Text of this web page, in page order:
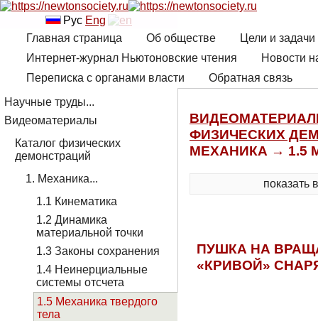
Рус Eng
Главная страница
Об обществе
Цели и
Интернет-журнал Ньютоновские чтения
Новости
Переписка с органами власти
Обратная связь
ФИЗИЧЕСКИХ
МЕХАНИКА → 1.5
показать
ПУШКА НА
«КРИВОЙ»
Научные труды...
Видеоматериалы
Каталог физических
демонстраций
1. Механика...
1.1 Кинематика
1.2 Динамика
материальной точки
1.3 Законы сохранения
1.4 Неинерциальные
системы отсчета
1.5 Механика твердого
тела